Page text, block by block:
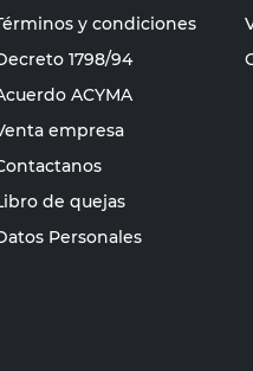
y condiciones
1798/94
ACYMA
empresa
de quejas
Personales